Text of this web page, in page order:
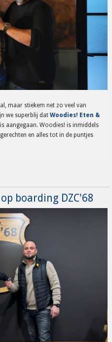
maar stiekem net zo veel van
we superblij dat Woodies! Eten &
aangegaan. Woodies! is inmiddels
en alles tot in de puntjes
boarding DZC'68